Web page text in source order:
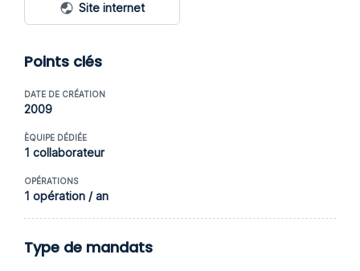
Site internet
Points clés
DATE DE CRÉATION
2009
ÈQUIPE DÉDIÉE
1 collaborateur
OPÉRATIONS
1 opération / an
Type de mandats